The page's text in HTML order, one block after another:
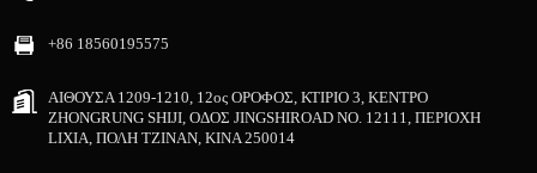
+86 18560195575
ΑΙΘΟΥΣΑ 1209-1210, 12ος ΟΡΟΦΟΣ, ΚΤΙΡΙΟ 3, ΚΕΝΤΡΟ
ZHONGRUNG SHIJI, ΟΔΟΣ JINGSHIROAD NO. 12111, ΠΕΡΙΟΧΗ
LIXIA, ΠΟΛΗ ΤΖΙΝΑΝ, ΚΙΝΑ 250014